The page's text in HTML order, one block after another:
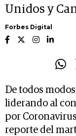
Unidos y
Forbes Digital
De todos
liderando al
por
reporte del